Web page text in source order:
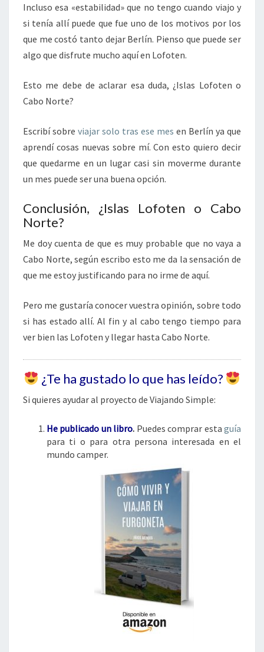
Incluso esa «estabilidad» que no tengo cuando viajo y
si tenía allí puede que fue uno de los motivos por los
que me costó tanto dejar Berlín. Pienso que puede ser
algo que disfrute mucho aquí en Lofoten.
Esto me debe de aclarar esa duda, ¿Islas Lofoten o
Cabo Norte?
Escribí sobre viajar solo tras ese mes en Berlín ya que
aprendí cosas nuevas sobre mí. Con esto quiero decir
que quedarme en un lugar casi sin moverme durante
un mes puede ser una buena opción.
Conclusión, ¿Islas Lofoten o Cabo
Norte?
Me doy cuenta de que es muy probable que no vaya a
Cabo Norte, según escribo esto me da la sensación de
que me estoy justificando para no irme de aquí.
Pero me gustaría conocer vuestra opinión, sobre todo
si has estado allí. Al fin y al cabo tengo tiempo para
ver bien las Lofoten y llegar hasta Cabo Norte.
¿Te ha gustado lo que has leído?
Si quieres ayudar al proyecto de Viajando Simple:
He publicado un libro. Puedes comprar estaguía
para ti o para otra persona interesada en el
mundo camper.